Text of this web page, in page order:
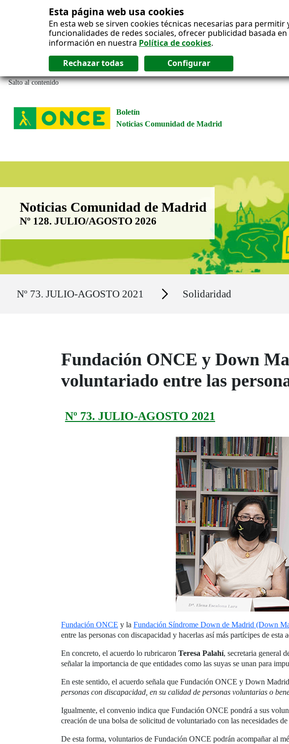
Esta página web usa cookies
En esta web se sirven cookies técnicas necesarias para
funcionalidades de redes sociales, ofrecer publicidad basada
información en nuestra Política de cookies.
Salto al contenido
Boletín
Noticias Comunidad de Madrid
Boletín Noticias Comunidad de Madrid
Noticias Comunidad de Madrid
Nº 128. JULIO/AGOSTO 2026
Nº 73. JULIO-AGOSTO 2021 Secciones Solidaridad
Fundación ONCE y Down
voluntariado entre las
Nº 73. JULIO-AGOSTO 2021
Fundación ONCE y la Fundación Síndrome Down de Madrid (Down
entre las personas con discapacidad y hacerlas así más partícipes de esta
En concreto, el acuerdo lo rubricaron Teresa Palahí, secretaria general
señalar la importancia de que entidades como las suyas se unan para
En este sentido, el acuerdo señala que Fundación ONCE y Down
personas con discapacidad, en su calidad de personas voluntarias o
Igualmente, el convenio indica que Fundación ONCE pondrá a sus
creación de una bolsa de solicitud de voluntariado con las necesidades de
De esta forma, voluntarios de Fundación ONCE podrán acompañar al